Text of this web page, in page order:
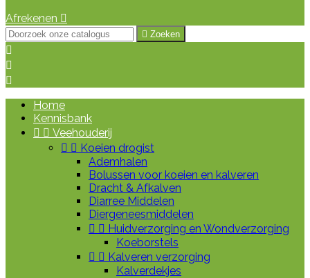
Afrekenen 
 Zoeken



Home
Kennisbank
  Veehouderij
  Koeien drogist
Ademhalen
Bolussen voor koeien en kalveren
Dracht & Afkalven
Diarree Middelen
Diergeneesmiddelen
  Huidverzorging en Wondverzorging
Koeborstels
  Kalveren verzorging
Kalverdekjes